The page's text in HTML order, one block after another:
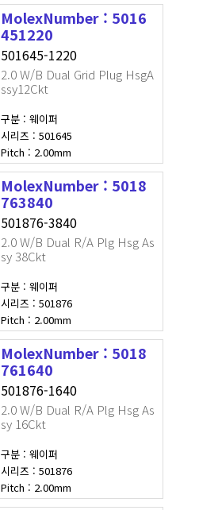
MolexNumber : 5016
451220
501645-1220
2.0 W/B Dual Grid Plug HsgA
ssy12Ckt
구분 : 웨이퍼
시리즈 : 501645
Pitch : 2.00mm
MolexNumber : 5018
763840
501876-3840
2.0 W/B Dual R/A Plg Hsg As
sy 38Ckt
구분 : 웨이퍼
시리즈 : 501876
Pitch : 2.00mm
MolexNumber : 5018
761640
501876-1640
2.0 W/B Dual R/A Plg Hsg As
sy 16Ckt
구분 : 웨이퍼
시리즈 : 501876
Pitch : 2.00mm